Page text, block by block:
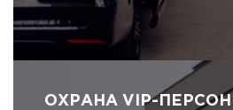
ОХРАНА VIP-ПЕРСОН